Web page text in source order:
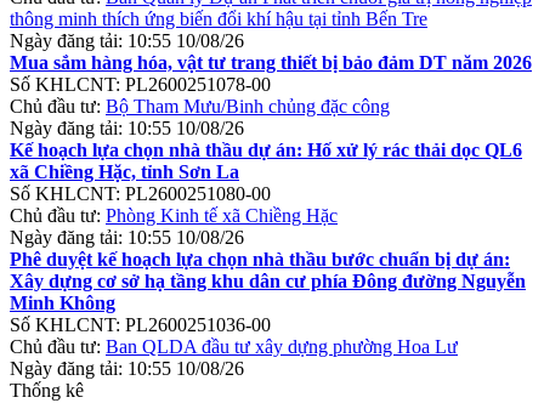
thông minh thích ứng biến đổi khí hậu tại tỉnh Bến Tre
Ngày đăng tải: 10:55 10/08/26
Mua sắm hàng hóa, vật tư trang thiết bị bảo đảm DT năm 2026
Số KHLCNT: PL2600251078-00
Chủ đầu tư: Bộ Tham Mưu/Binh chủng đặc công
Ngày đăng tải: 10:55 10/08/26
Kế hoạch lựa chọn nhà thầu dự án: Hố xử lý rác thải dọc QL6
xã Chiềng Hặc, tỉnh Sơn La
Số KHLCNT: PL2600251080-00
Chủ đầu tư: Phòng Kinh tế xã Chiềng Hặc
Ngày đăng tải: 10:55 10/08/26
Phê duyệt kế hoạch lựa chọn nhà thầu bước chuẩn bị dự án:
Xây dựng cơ sở hạ tầng khu dân cư phía Đông đường Nguyễn
Minh Không
Số KHLCNT: PL2600251036-00
Chủ đầu tư: Ban QLDA đầu tư xây dựng phường Hoa Lư
Ngày đăng tải: 10:55 10/08/26
Thống kê